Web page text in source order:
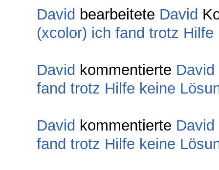
David bearbeitete David
(xcolor) ich fand trotz Hilfe
David kommentierte David
fand trotz Hilfe keine
David kommentierte David
fand trotz Hilfe keine